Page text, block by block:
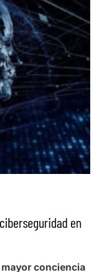
en
mayor conciencia